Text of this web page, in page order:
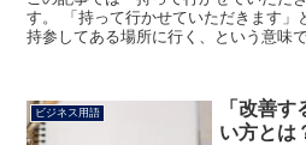
す。 「持って行かせていただきます」
持参してある場所に行く、という意味
ビジネス用語
「改善
い方とは